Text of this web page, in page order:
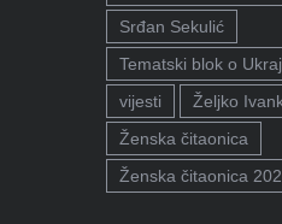
Srđan Sekulić
Tematski blok o
vijesti
Željko
Ženska čitaonica
Ženska čitaonica